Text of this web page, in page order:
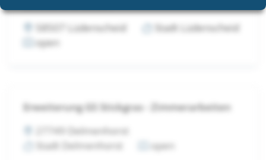
58507 Lüdenscheid
Stadt Lüdenscheid
open
Erweiterung GS Stickgras - Zimmerarbeiten
27749 Delmenhorst
Stadt Delmenhorst
open